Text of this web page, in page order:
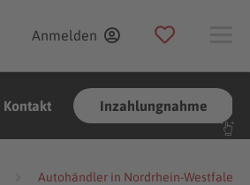
Anmelden
Kontakt Inzahlungnahme
Autohändler in Nordrhein-Westfalen